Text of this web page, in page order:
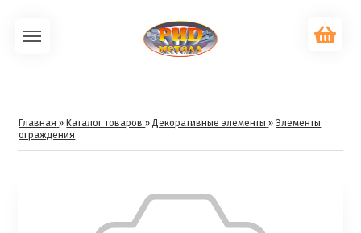
Главная » Каталог товаров »Декоративные элементы »Элементы
ограждения